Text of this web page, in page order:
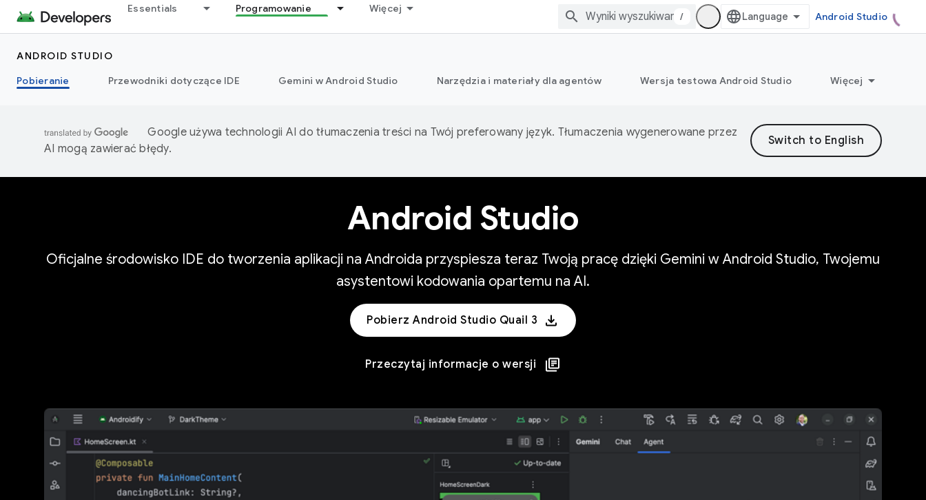
Essentials Programowanie Więcej
/ Android Studio
ANDROID STUDIO
Pobieranie
Przewodniki dotyczące IDE Gemini w Android Studio Narzędzia i materiały dla agentów Wersja testowa Android Studio Więcej
Google używa technologii AI do tłumaczenia treści na Twój preferowany język. Tłumaczenia wygenerowane przez
AI mogą zawierać błędy.
Android Studio
Oficjalne środowisko IDE do tworzenia aplikacji na Androida przyspiesza teraz Twoją pracę dzięki Gemini w Android Studio, Twojemu
asystentowi kodowania opartemu na AI.
Pobierz Android Studio Quail 3
Przeczytaj informacje o wersji